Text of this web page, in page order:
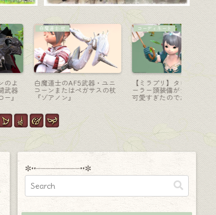
工士-銃
士のマンダヴィルウェ
第二段階・青く光る小
イフル『マンダヴィ
・アメイジング・リボル
』
コーディネート
【ミラプリ】バニライエロ
ーのカシミヤポンチョであ
ったか秋コーデ？
エウレ
✼••┈┈┈┈┈┈┈┈┈••✼